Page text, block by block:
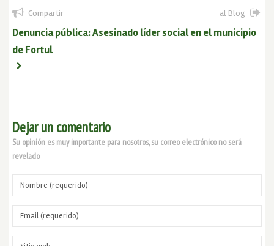
Compartir al Blog
Denuncia pública: Asesinado líder social en el municipio
de Fortul
Dejar un comentario
Su opinión es muy importante para nosotros, su correo electrónico no será
revelado